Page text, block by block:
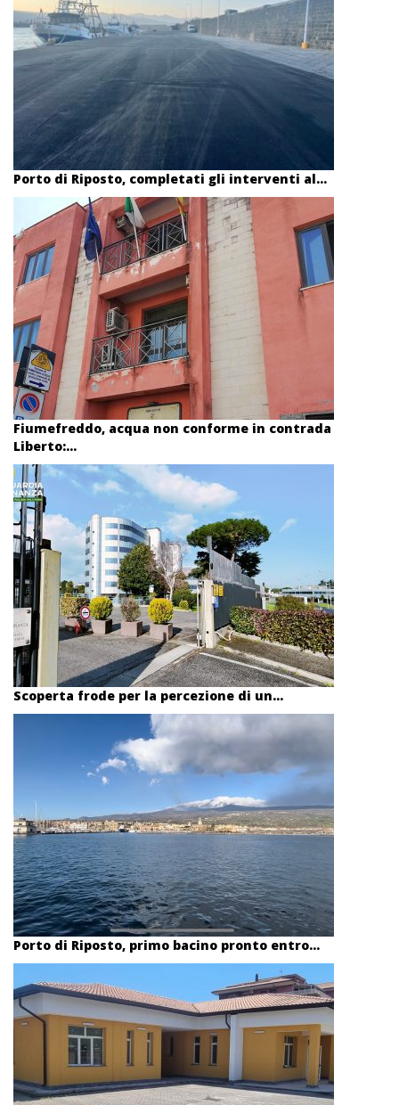
Porto di Riposto, completati gli interventi al...
Fiumefreddo, acqua non conforme in contrada
Liberto:...
Scoperta frode per la percezione di un...
Porto di Riposto, primo bacino pronto entro...